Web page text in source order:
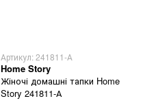
Артикул: 241811-А
Home Story
Жіночі домашні тапки Home
Story 241811-А